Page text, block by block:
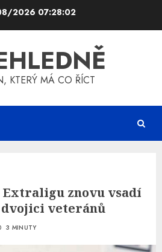
2026 07:28:02
KTERÝ MÁ CO ŘÍCT
Extraligu znovu vsadí
dvojici veteránů
3 MINUTY